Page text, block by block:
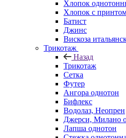
Хлопок
Хлопок с
Батист
Джинс
Вискоза
Трикотаж
Назад
Трикотаж
Сетка
Футер
Ангора однотон
Бифлекс
Водолаз, Неопрен
Джерси, Милано
Лапша однотон